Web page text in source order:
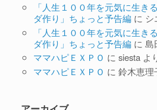
「人生１００年を元気に生き
ダ作り」ちょっと予告編に シ
「人生１００年を元気に生き
ダ作り」ちょっと予告編に 島
ママハピＥＸＰＯ に siestaよ
ママハピＥＸＰＯ に 鈴木恵理